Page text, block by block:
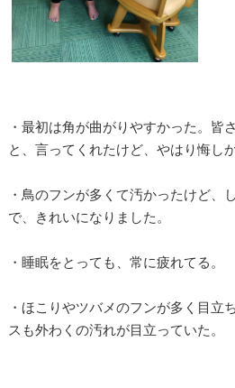
・最初は角が曲がりやすかった。皆
と、言ってくれたけど、やはり悔しか
・鳥のフンが多くて汚かったけど、
で、きれいになりました。
・睡眠をとっても、常に疲れてる。
・ほこりやツバメのフンが多く目立
スも外わくの汚れが目立っていた。